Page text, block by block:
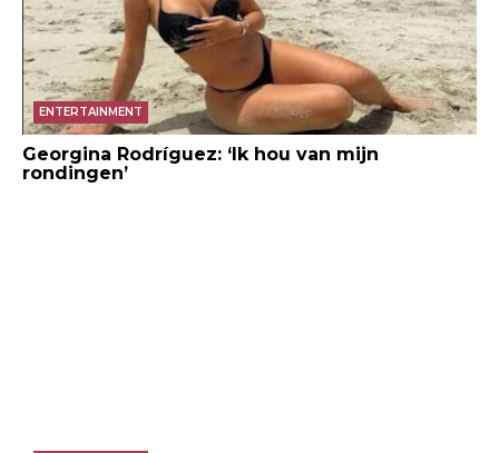
ENTERTAINMENT
Georgina Rodríguez: ‘Ik hou van mijn
rondingen’